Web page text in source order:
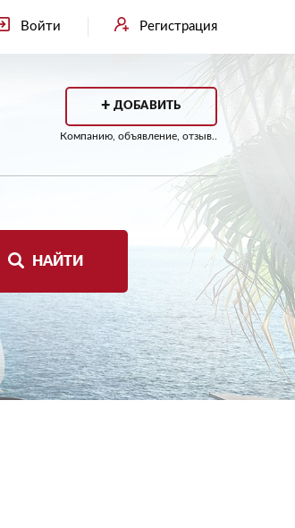
Войти Регистрация
+ ДОБАВИТЬ
Компанию, объявление, отзыв..
НАЙТИ